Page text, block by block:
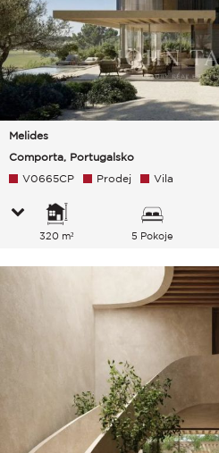
Melides
Comporta, Portugalsko
V0665CP Prodej Vila
320 m² 5 Pokoje